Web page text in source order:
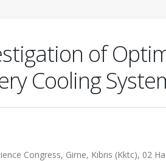
of
Cooling
Congress, Girne, Kıbrıs (Kktc), 02